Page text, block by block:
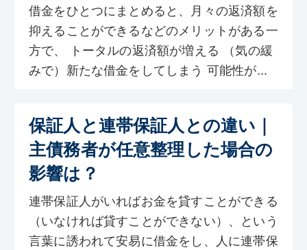
借金をひとつにまとめると、月々の返済額を
抑えることができるなどのメリットがある一
方で、 トータルの返済額が増える （気の緩
みで）新たな借金をしてしまう 可能性が...
保証人と連帯保証人との違い｜
主債務者が任意整理した場合の
影響は？
連帯保証人がいればお金を貸すことができる
（いなければ貸すことができない）、という
言葉に誘われて安易に借金をし、人に連帯保